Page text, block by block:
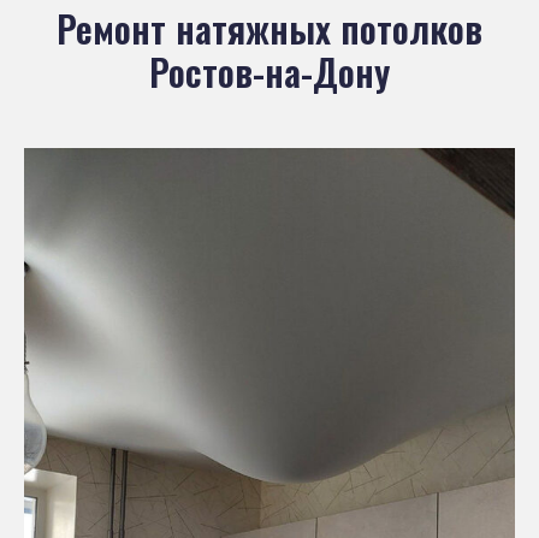
Ремонт натяжных потолков
Ростов-на-Дону